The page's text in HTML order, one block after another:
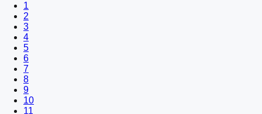
1
2
3
4
5
6
7
8
9
10
11